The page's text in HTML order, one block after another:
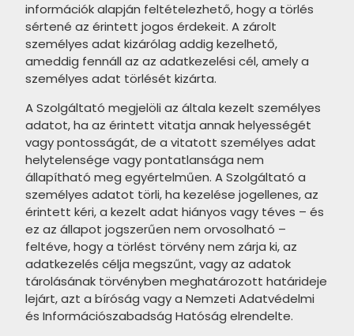
MAINZU Village termékcsalád
MAINZU Fondant termékcsalád
MAINZU Sidney termékcsalád
MAINZU Wynn termékcsalád
MAINZU Bamboo termékcsalád
MAINZU Bumpy termékcsalád
MAINZU Technical Soft
termékcsalád
MAINZU Teguise Bangkok
termékcsalád
MAINZU Tikida termékcsalád
Mainzu Portocervo termékcsalád
Mainzu Stanza termékcsalád
Baldocer Agate termékcsalád
Baldocer Onyx termékcsalád
Cifre Jewel termékcsalád
Equipe Heritage termékcsalád
Equipe Kromatika termékcsalád
Equipe Octagon termékcsalád
Equipe Stromboli termékcsalád
információk alapján feltételezhető, hogy a törlés
sértené az érintett jogos érdekeit. A zárolt
személyes adat kizárólag addig kezelhető,
ameddig fennáll az az adatkezelési cél, amely a
személyes adat törlését kizárta.
A Szolgáltató megjelöli az általa kezelt személyes
adatot, ha az érintett vitatja annak helyességét
vagy pontosságát, de a vitatott személyes adat
helytelensége vagy pontatlansága nem
állapítható meg egyértelműen. A Szolgáltató a
személyes adatot törli, ha kezelése jogellenes, az
érintett kéri, a kezelt adat hiányos vagy téves – és
ez az állapot jogszerűen nem orvosolható –
feltéve, hogy a törlést törvény nem zárja ki, az
adatkezelés célja megszűnt, vagy az adatok
tárolásának törvényben meghatározott határideje
lejárt, azt a bíróság vagy a Nemzeti Adatvédelmi
és Információszabadság Hatóság elrendelte.